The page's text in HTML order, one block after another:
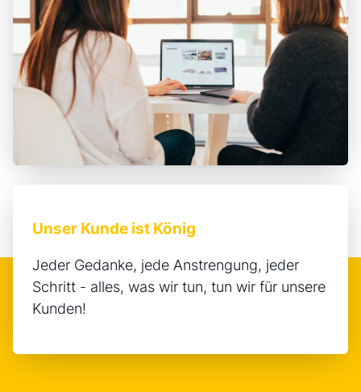
Unser Kunde ist König
Jeder Gedanke, jede Anstrengung, jeder
Schritt - alles, was wir tun, tun wir für unsere
Kunden!